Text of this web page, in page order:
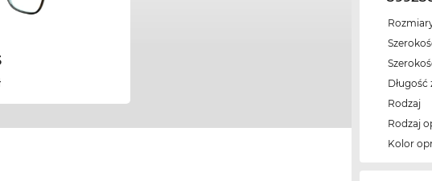
Długość
Rodzaj
Rodzaj
Kolor